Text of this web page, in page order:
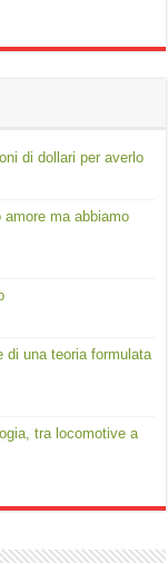
di dollari per averlo
ma abbiamo
di una teoria formulata
tra locomotive a